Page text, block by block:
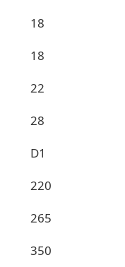
18
18
22
28
D1
220
265
350